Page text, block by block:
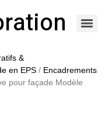
&
en EPS / Encadrements
pour façade Modèle